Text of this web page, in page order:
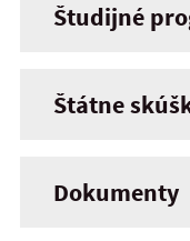
Študijné
Štátne
Dokumenty